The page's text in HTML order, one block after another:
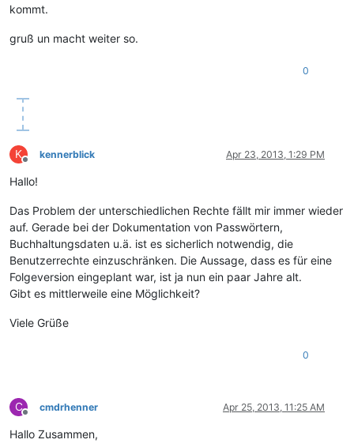
kommt.
gruß un macht weiter so.
0
K
Offline
kennerblick Apr 23, 2013, 1:29 PM
Hallo!
Das Problem der unterschiedlichen Rechte fällt mir immer wieder
auf. Gerade bei der Dokumentation von Passwörtern,
Buchhaltungsdaten u.ä. ist es sicherlich notwendig, die
Benutzerrechte einzuschränken. Die Aussage, dass es für eine
Folgeversion eingeplant war, ist ja nun ein paar Jahre alt.
Gibt es mittlerweile eine Möglichkeit?
Viele Grüße
0
C
Offline
cmdrhenner Apr 25, 2013, 11:25 AM
Hallo Zusammen,